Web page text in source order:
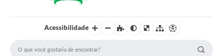
Acessibilidade